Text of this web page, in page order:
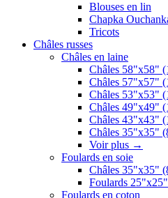
Blouses en lin
Chapka
Tricots
Châles russes
Châles en laine
Châles 58"x58"
Châles 57"x57"
Châles 53"x53"
Châles 49"x49"
Châles 43"x43"
Châles 35"x35"
Voir plus →
Foulards en soie
Châles 35"x35"
Foulards
Foulards en coton